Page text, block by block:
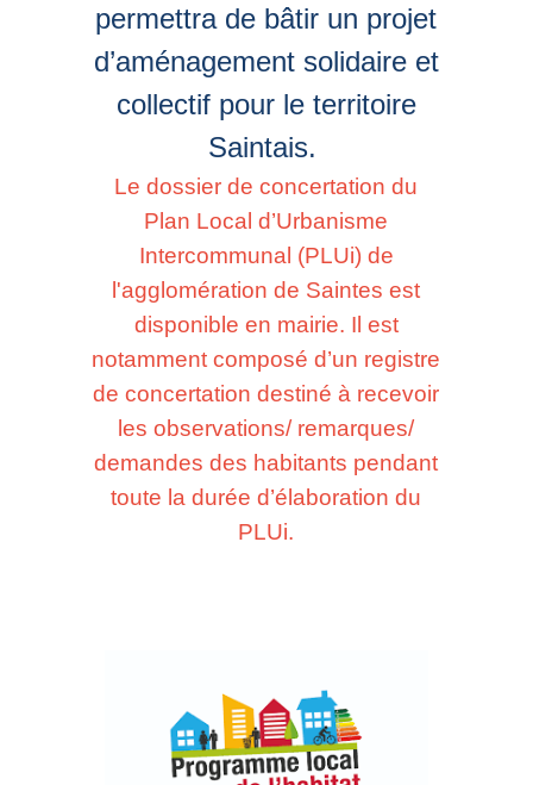
permettra de bâtir un projet
d’aménagement solidaire et
collectif pour le territoire
Saintais.
Le dossier de concertation du
Plan Local d’Urbanisme
Intercommunal (PLUi) de
l'agglomération de Saintes est
disponible en mairie. Il est
notamment composé d’un registre
de concertation destiné à recevoir
les observations/ remarques/
demandes des habitants pendant
toute la durée d’élaboration du
PLUi.